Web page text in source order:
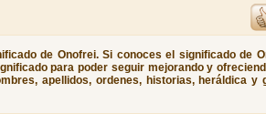
de Onofrei. Si conoces el significado de
para poder seguir mejorando y
apellidos, ordenes, historias, heráldica y